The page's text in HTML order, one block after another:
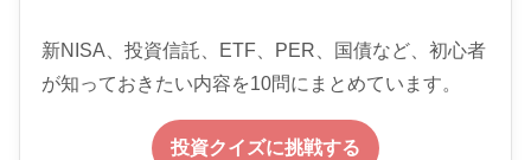
新NISA、投資信託、ETF、PER、国債など、初心者
が知っておきたい内容を10問にまとめています。
投資クイズに挑戦する